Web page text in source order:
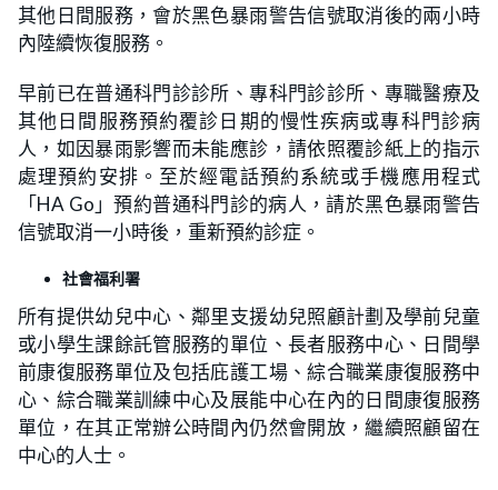
其他日間服務，會於黑色暴雨警告信號取消後的兩小時
內陸續恢復服務。
早前已在普通科門診診所、專科門診診所、專職醫療及
其他日間服務預約覆診日期的慢性疾病或專科門診病
人，如因暴雨影響而未能應診，請依照覆診紙上的指示
處理預約安排。至於經電話預約系統或手機應用程式
「HA Go」預約普通科門診的病人，請於黑色暴雨警告
信號取消一小時後，重新預約診症。
社會福利署
所有提供幼兒中心、鄰里支援幼兒照顧計劃及學前兒童
或小學生課餘託管服務的單位、長者服務中心、日間學
前康復服務單位及包括庇護工場、綜合職業康復服務中
心、綜合職業訓練中心及展能中心在內的日間康復服務
單位，在其正常辦公時間內仍然會開放，繼續照顧留在
中心的人士。